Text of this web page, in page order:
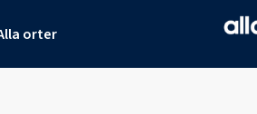
orter